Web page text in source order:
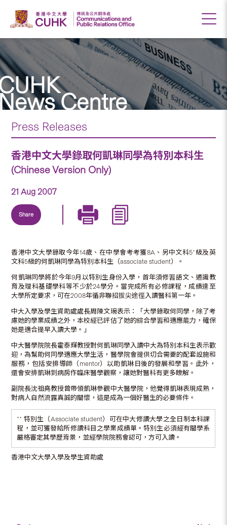
Centre
Press Releases
香港中文大學錄取何凱琳同學為特別本科生
(Chinese Version Only)
21 Aug 2007
Share
香港中文大學錄取今年14歲、在中學會考考獲8A、另中文科5*級及英
文科5級的何凱琳同學為特別本科生（associate student）。
何凱琳同學將於今年9月以特別生身份入學，首年須修習語文、通識教
育及理科基礎學科等不少於24學分。當完成所有必修課程，成績達至
大學所定要求，可在2008年循非聯招拔尖途徑入讀醫科第一年。
中大入學及學生資助處處長周陳文琬表示：「大學錄取何同學，除了考
慮她的學業成績之外，本校經已評估了她的綜合學習和適應能力，確保
她是適合提早入讀大學。」
中大醫學院院長霍泰輝教授對何凱琳同學入讀中大為特別本科生表示歡
迎，為幫助何同學適應大學生活，醫學院會提供切合需要的配套設施和
服務，包括安排導師（mentor）以助凱琳日後的發展和學習。此外，
還會安排凱琳到病房作臨床醫學觀察，讓她對醫科有更多瞭解。
副院長沈祖堯教授曾帶領凱琳參觀中大醫學院，他覺得凱琳表現成熟，
對病人自然流露真誠的關懷，這是成為一個好醫生的必要條件。
** 特別生（Associate student）可在中大修讀大學之全日制本科課
程，並可獲發給所修讀科目之學業成績單。特別生必須經有關學系
嚴格審定其學歷背景，並經學院院務會認可，方可入讀。
香港中文大學入學及學生資助處